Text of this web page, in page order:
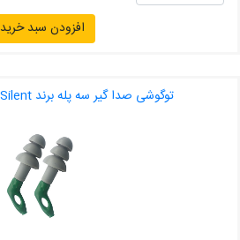
افزودن سبد خرید
توگوشی صدا گیر سه پله برند Silent مدل SL 1409-C